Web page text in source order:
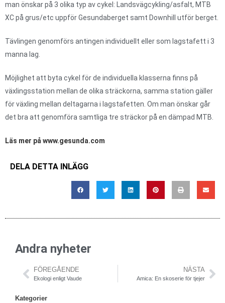
man önskar på 3 olika typ av cykel: Landsvägcykling/asfalt, MTB
XC på grus/etc uppför Gesundaberget samt Downhill utför berget.
Tävlingen genomförs antingen individuellt eller som lagstafett i 3
manna lag.
Möjlighet att byta cykel för de individuella klasserna finns på
växlingsstation mellan de olika sträckorna, samma station gäller
för växling mellan deltagarna i lagstafetten. Om man önskar går
det bra att genomföra samtliga tre sträckor på en dämpad MTB.
Läs mer på www.gesunda.com
DELA DETTA INLÄGG
Andra nyheter
FÖREGÅENDE
Ekologi enligt Vaude
NÄSTA
Amica: En skoserie för tjejer
Kategorier